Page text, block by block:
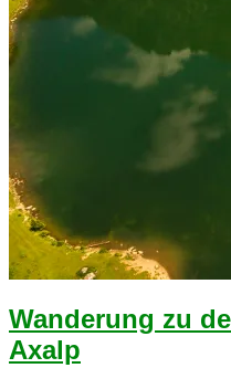
Wanderung zu
Axalp